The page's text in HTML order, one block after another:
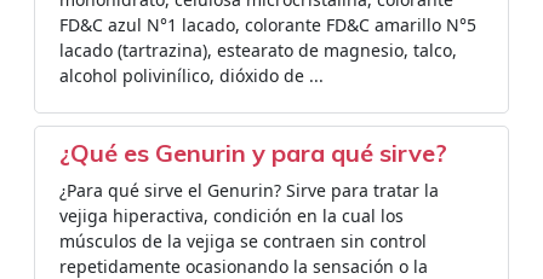
FD&C azul N°1 lacado, colorante FD&C amarillo N°5
lacado (tartrazina), estearato de magnesio, talco,
alcohol polivinílico, dióxido de ...
¿Qué es Genurin y para qué sirve?
¿Para qué sirve el Genurin? Sirve para tratar la
vejiga hiperactiva, condición en la cual los
músculos de la vejiga se contraen sin control
repetidamente ocasionando la sensación o la